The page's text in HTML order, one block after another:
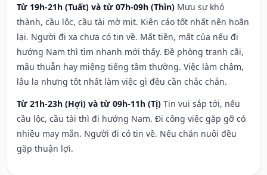
Từ 19h-21h (Tuất) và từ 07h-09h (Thìn) Mưu sự khó
thành, cầu lộc, cầu tài mờ mịt. Kiện cáo tốt nhất nên hoãn
lại. Người đi xa chưa có tin về. Mất tiền, mất của nếu đi
hướng Nam thì tìm nhanh mới thấy. Đề phòng tranh cãi,
mâu thuẫn hay miệng tiếng tầm thường. Việc làm chậm,
lâu la nhưng tốt nhất làm việc gì đều cần chắc chắn.
Từ 21h-23h (Hợi) và từ 09h-11h (Tị) Tin vui sắp tới, nếu
cầu lộc, cầu tài thì đi hướng Nam. Đi công việc gặp gỡ có
nhiều may mắn. Người đi có tin về. Nếu chăn nuôi đều
gặp thuận lợi.